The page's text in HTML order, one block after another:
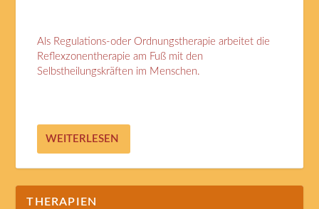
Als Regulations-oder Ordnungstherapie arbeitet die
Reflexzonentherapie am Fuß mit den
Selbstheilungskräften im Menschen.
WEITERLESEN
THERAPIEN